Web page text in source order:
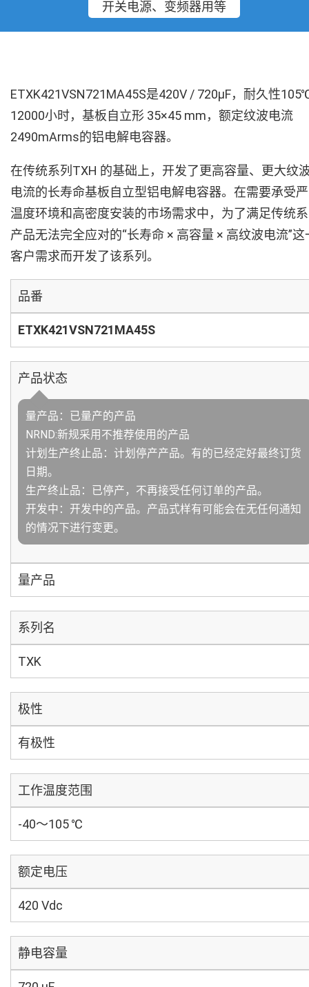
开关电源、变频器用等
ETXK421VSN721MA45S是420V / 720µF，耐久性
12000小时，基板自立形 35×45 mm，额定纹波电流
2490mArms的铝电解电容器。
在传统系列TXH 的基础上，开发了更高容量、更大纹
电流的长寿命基板自立型铝电解电容器。在需要承受
温度环境和高密度安装的市场需求中，为了满足传统
产品无法完全应对的“长寿命 × 高容量 × 高纹波电流”这
客户需求而开发了该系列。
品番
ETXK421VSN721MA45S
产品状态
量产品：已量产的产品
NRND:新规采用不推荐使用的产品
计划生产终止品：计划停产产品。有的已经定好最终订货
日期。
生产终止品：已停产，不再接受任何订单的产品。
开发中：开发中的产品。产品式样有可能会在无任何通知
的情况下进行变更。
量产品
系列名
TXK
极性
有极性
工作温度范围
-40～105 ℃
额定电压
420 Vdc
静电容量